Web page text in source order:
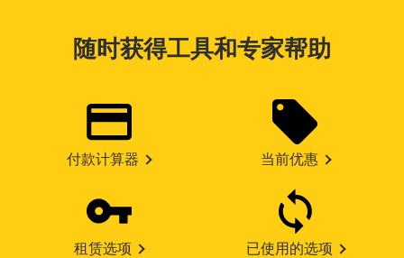
随时获得工具和专家帮助
付款计算器 当前优惠
租赁选项 已使用的选项